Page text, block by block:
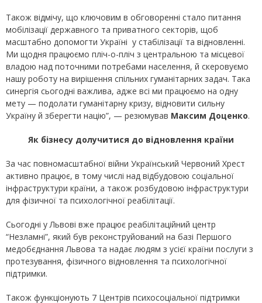
Також відмічу, що ключовим в обговоренні стало питання
мобілізації державного та приватного секторів, щоб
масштабно допомогти Україні у стабілізації та відновленні.
Ми щодня працюємо пліч-о-пліч з центральною та місцевої
владою над поточними потребами населення, й скеровуємо
нашу роботу на вирішення спільних гуманітарних задач. Така
синергія сьогодні важлива, адже всі ми працюємо на одну
мету — подолати гуманітарну кризу, відновити сильну
Україну й зберегти націю”, — резюмував Максим Доценко.
Як бізнесу долучитися до відновлення країни
За час повномасштабної війни Український Червоний Хрест
активно працює, в тому числі над відбудовою соціальної
інфраструктури країни, а також розбудовою інфраструктури
для фізичної та психологічної реабілітації.
Сьогодні у Львові вже працює реабілітаційний центр
“Незламні”, який був реконструйований на базі Першого
медобєднання Львова та надає людям з усієї країни послуги з
протезування, фізичного відновлення та психологічної
підтримки.
Також функціонують 7 Центрів психосоціальної підтримки